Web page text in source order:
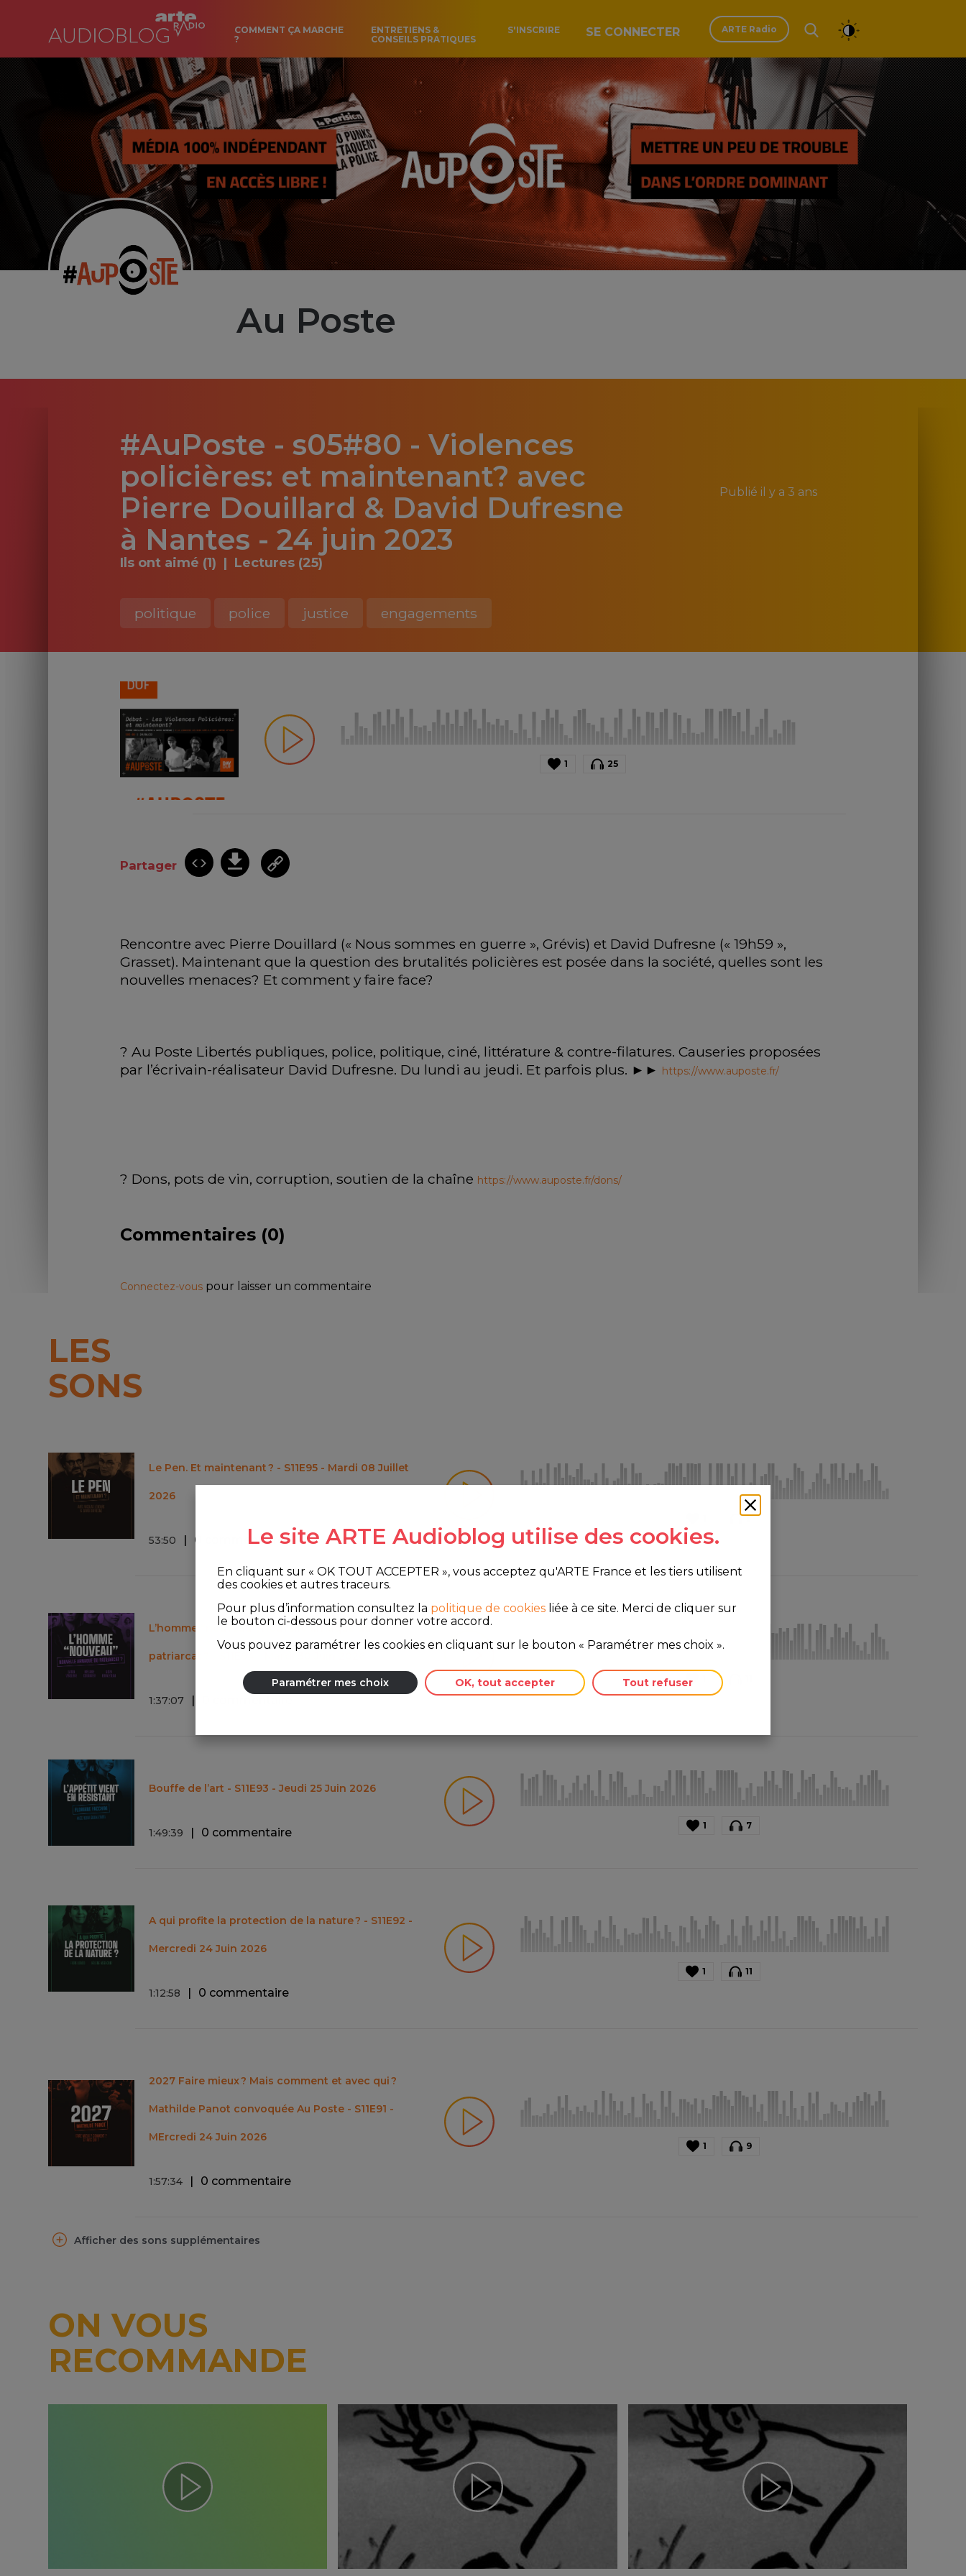
COMMENT ÇA MARCHE
?
ENTRETIENS &
CONSEILS PRATIQUES
S'INSCRIRE SE CONNECTER ARTE Radio
Au Poste
#AuPoste - s05#80 - Violences
policières: et maintenant? avec
Pierre Douillard & David Dufresne
à Nantes - 24 juin 2023
Publié il y a 3 ans
Ils ont aimé (1) Lectures (25)
politique police justice engagements
1 25
Partager
Rencontre avec Pierre Douillard (« Nous sommes en guerre », Grévis) et David Dufresne (« 19h59 »,
Grasset). Maintenant que la question des brutalités policières est posée dans la société, quelles sont les
nouvelles menaces? Et comment y faire face?
? Au Poste Libertés publiques, police, politique, ciné, littérature & contre-filatures. Causeries proposées
par l’écrivain-réalisateur David Dufresne. Du lundi au jeudi. Et parfois plus. ►►
https://www.auposte.fr/
? Dons, pots de vin, corruption, soutien de la chaîne https://www.auposte.fr/dons/
Commentaires (0)
Connectez-vous pour laisser un commentaire
LES
SONS
Le Pen. Et maintenant ? - S11E95 - Mardi 08 Juillet
2026
53:50 0 commentaire
5
L’homme “nouveau”, nouvelle arnaque du
patriarcat ? - S11E94 - Mardi 30 Juin 2026
1:37:07
Bouffe de l’art - S11E93 - Jeudi 25 Juin 2026
1:49:39 0 commentaire
1 7
A qui profite la protection de la nature ? - S11E92 -
Mercredi 24 Juin 2026
1:12:58 0 commentaire
1 11
2027 Faire mieux ? Mais comment et avec qui ?
Mathilde Panot convoquée Au Poste - S11E91 -
MErcredi 24 Juin 2026
1:57:34 0 commentaire
1 9
Afficher des sons supplémentaires
ON VOUS
RECOMMANDE
Le site ARTE Audioblog utilise des cookies.
En cliquant sur « OK TOUT ACCEPTER », vous acceptez qu'ARTE France et les tiers utilisent
des cookies et autres traceurs.
Pour plus d’information consultez la politique de cookies liée à ce site. Merci de cliquer sur
le bouton ci-dessous pour donner votre accord.
Vous pouvez paramétrer les cookies en cliquant sur le bouton « Paramétrer mes choix ».
Paramétrer mes choix OK, tout accepter Tout refuser